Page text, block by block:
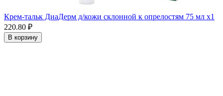
Крем-тальк ДиаДерм д/кожи склонной к опрелостям 75 мл x1
220.80 ₽
В корзину